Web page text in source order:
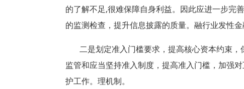
的了解不足,很难保障自身利益。因此应进一步完
的监测检查，提升信息披露的质量。融行业发性金
二是划定准入门槛要求，提高核心资本约束
监管和应当坚持准入制度，提高准入门槛，加强
护工作。理机制。